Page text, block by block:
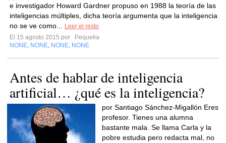
e investigador Howard Gardner propuso en 1988 la teoría de las
inteligencias múltiples, dicha teoría argumenta que la inteligencia
no se ve como...
Leer el resto
El 15 agosto 2015 por
Pequelia
NONE NONE NONE NONE
Antes de hablar de inteligencia
artificial… ¿qué es la inteligencia?
por Santiago Sánchez-Migallón Eres
profesor. Tienes una alumna
bastante mala. Se llama Carla y la
pobre estudia pero redacta mal, no